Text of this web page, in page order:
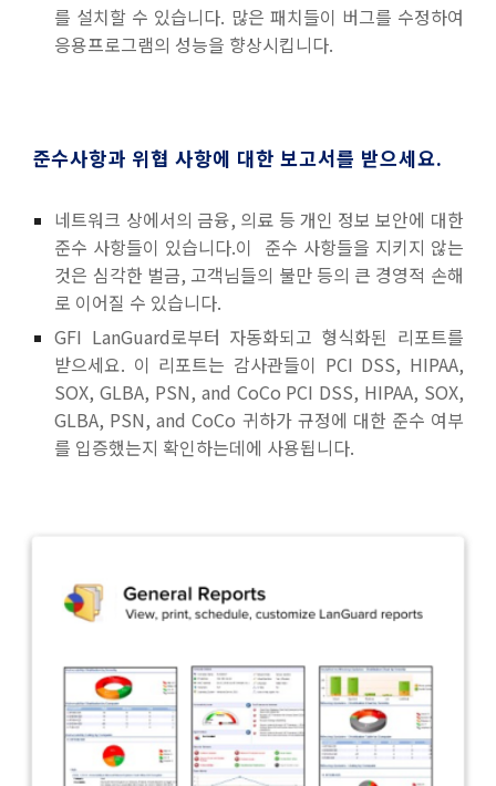
를 설치할 수 있습니다. 많은 패치들이 버그를 수정하여
응용프로그램의 성능을 향상시킵니다.
준수사항과 위협 사항에 대한 보고서를 받으세요.
네트워크 상에서의 금융, 의료 등 개인 정보 보안에 대한
준수 사항들이 있습니다.이 준수 사항들을 지키지 않는
것은 심각한 벌금, 고객님들의 불만 등의 큰 경영적 손해
로 이어질 수 있습니다.
GFI LanGuard로부터 자동화되고 형식화된 리포트를
받으세요. 이 리포트는 감사관들이 PCI DSS, HIPAA,
SOX, GLBA, PSN, and CoCo PCI DSS, HIPAA, SOX,
GLBA, PSN, and CoCo 귀하가 규정에 대한 준수 여부
를 입증했는지 확인하는데에 사용됩니다.